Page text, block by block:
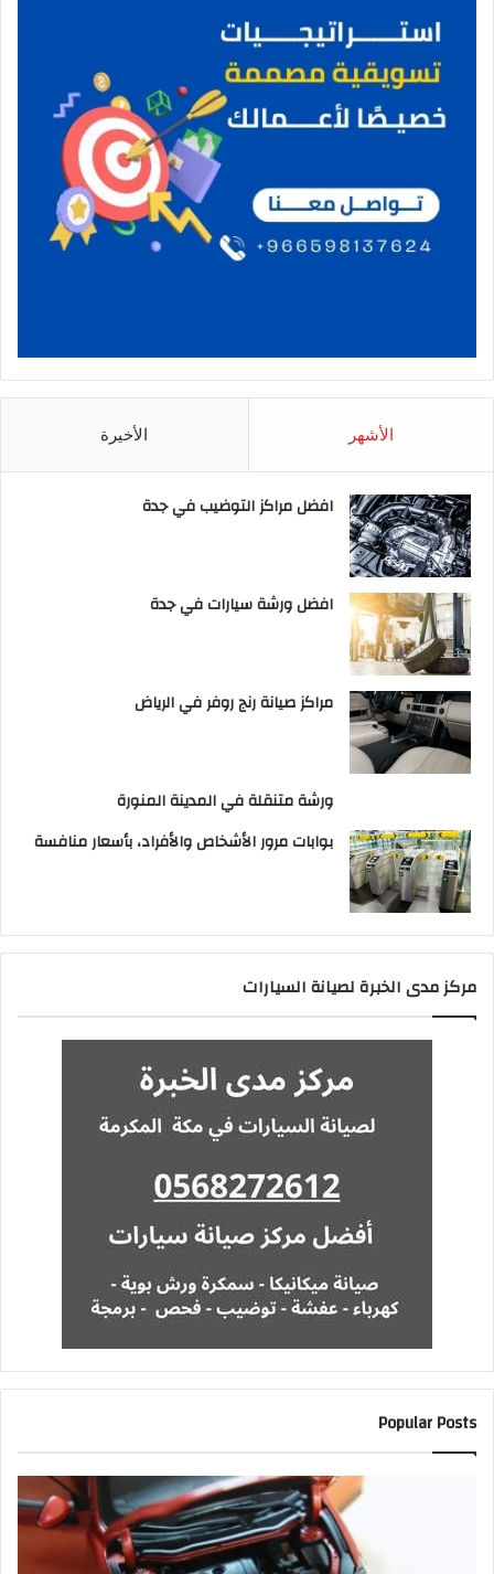
الأشهر الأخيرة
افضل مراكز التوضيب في جدة
افضل ورشة سيارات في جدة
مراكز صيانة رنج روفر في الرياض
ورشة متنقلة في المدينة المنورة
بوابات مرور الأشخاص والأفراد، بأسعار منافسة
مركز مدى الخبرة لصيانة السيارات
Popular Posts